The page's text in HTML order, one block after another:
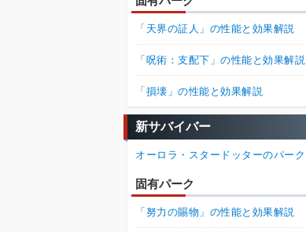
「天界の証人」の性能と効果解説
「呪術：支配下」の性能と効果解説
「損壊」の性能と効果解説
新サバイバー
オーロラ・スタードッターのパーク
固有パーク
「努力の賜物」の性能と効果解説